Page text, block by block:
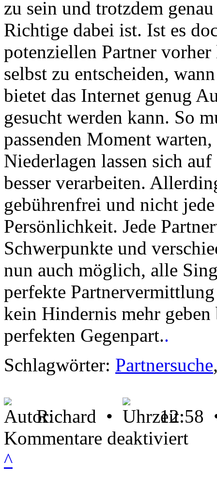
zu sein und trotzdem
Richtige dabei ist. Ist es
potenziellen Partner
selbst zu entscheiden,
bietet das Internet genug
gesucht werden kann. So
passenden Moment
Niederlagen lassen sich
besser verarbeiten.
gebührenfrei und nicht
Persönlichkeit. Jede
Schwerpunkte und
nun auch möglich, alle
perfekte
kein Hindernis mehr geben
perfekten Gegenpart..
Schlagwörter: Partnersuche
Richard •
12:58
Kommentare deaktiviert
^